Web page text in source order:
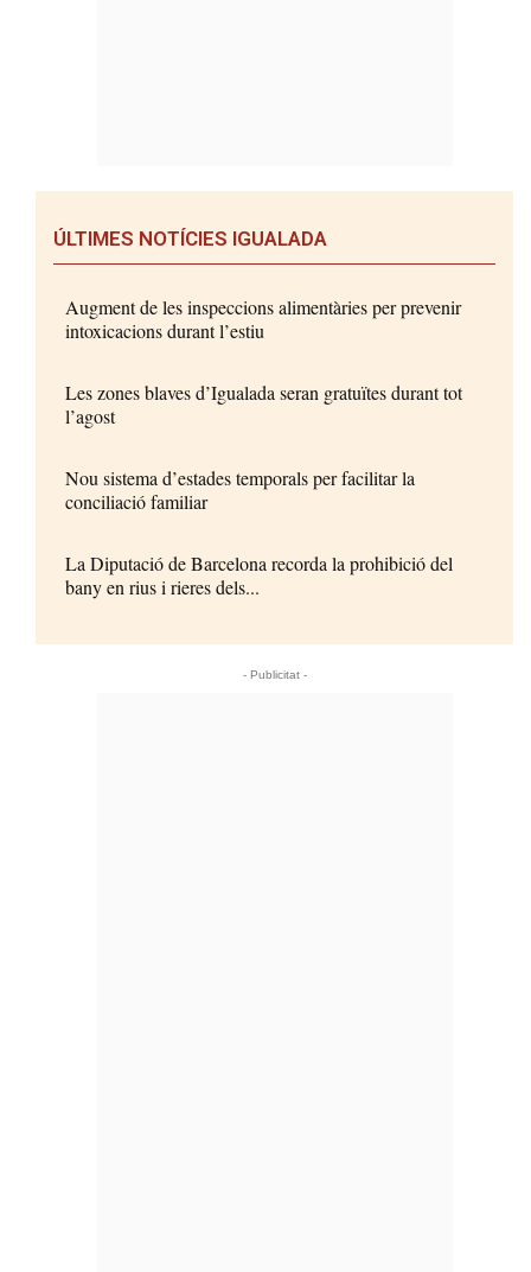
ÚLTIMES NOTÍCIES IGUALADA
Augment de les inspeccions alimentàries per prevenir
intoxicacions durant l’estiu
Les zones blaves d’Igualada seran gratuïtes durant tot
l’agost
Nou sistema d’estades temporals per facilitar la
conciliació familiar
La Diputació de Barcelona recorda la prohibició del
bany en rius i rieres dels...
- Publicitat -